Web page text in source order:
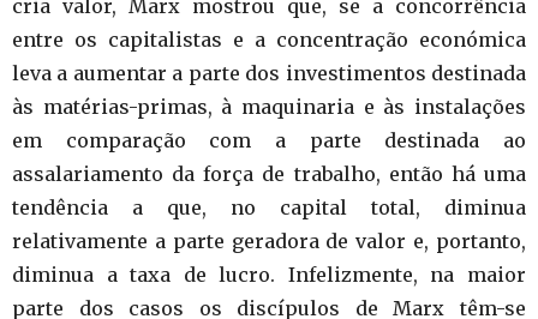
cria valor, Marx mostrou que, se a concorrência
entre os capitalistas e a concentração económica
leva a aumentar a parte dos investimentos destinada
às matérias-primas, à maquinaria e às instalações
em comparação com a parte destinada ao
assalariamento da força de trabalho, então há uma
tendência a que, no capital total, diminua
relativamente a parte geradora de valor e, portanto,
diminua a taxa de lucro. Infelizmente, na maior
parte dos casos os discípulos de Marx têm-se